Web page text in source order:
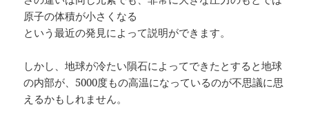
原子の体積が小さくなる
という最近の発見によって説明ができます。
しかし、地球が冷たい隕石によってできたとすると地球
の内部が、5000度もの高温になっているのが不思議に思
えるかもしれません。